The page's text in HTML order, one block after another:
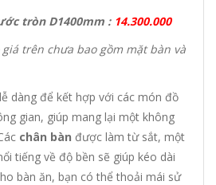
tròn D1400mm :14.300.000
trên chưa bao gồm mặt bàn và
dàng để kết hợp với các món đồ
gian, giúp mang lại một không
chân bàn được làm từ sắt, một
tiếng về độ bền sẽ giúp kéo dài
bàn ăn, bạn có thể thoải mái sử